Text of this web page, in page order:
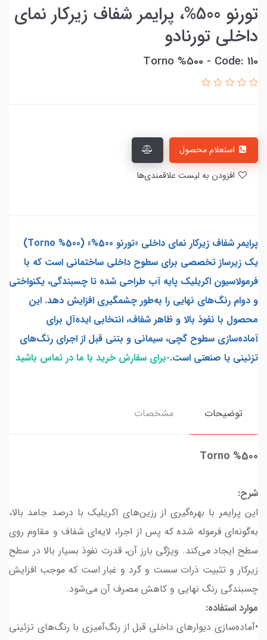
تورنو 500%، پرایمر شفاف زیرکار نمای
داخلی تورنادو
Torno %500 - Code: 110
استعلام محصول
پرایمر شفاف زیرکار نمای داخلی «تورنو 500%» (Torno %500)
یک زیرساز تخصصی برای سطوح داخلی ساختمانی است که با
فرمولاسیون اکریلیک پایه آب طراحی شده تا چسبندگی، یکنواختی
و دوام رنگ‌های نهایی را به‌طور چشمگیری افزایش دهد. این
محصول با نفوذ بالا و ظاهر شفاف، انتخابی ایده‌آل برای
آماده‌سازی سطوح گچی، سیمانی و بتنی قبل از اجرای رنگ‌های
تزئینی یا صنعتی است.-برای سفارش خرید با ما در تماس باشید
توضیحات مشخصات
Torno %500
شرح:
این پرایمر با بهره‌گیری از رزین‌های اکریلیک با درصد جامد بالا،
به‌گونه‌ای فرموله شده که پس از اجرا، لایه‌ای شفاف و مقاوم روی
سطح ایجاد می‌کند. ویژگی بارز آن، قدرت نفوذ بسیار بالا در سطح
زیرکار و تثبیت ذرات سست و گرد و غبار است که موجب افزایش
چسبندگی رنگ نهایی و کاهش مصرف آن می‌شود.
موارد استفاده:
•آماده‌سازی دیوارهای داخلی قبل از رنگ‌آمیزی با رنگ‌های تزئینی